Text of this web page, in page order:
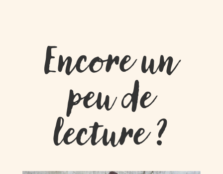
Encore un
peu de
lecture ?